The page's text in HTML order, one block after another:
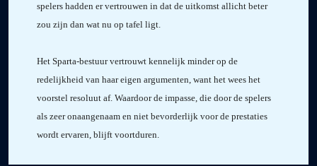
spelers hadden er vertrouwen in dat de uitkomst allicht beter
zou zijn dan wat nu op tafel ligt.
Het Sparta-bestuur vertrouwt kennelijk minder op de
redelijkheid van haar eigen argumenten, want het wees het
voorstel resoluut af. Waardoor de impasse, die door de spelers
als zeer onaangenaam en niet bevorderlijk voor de prestaties
wordt ervaren, blijft voortduren.